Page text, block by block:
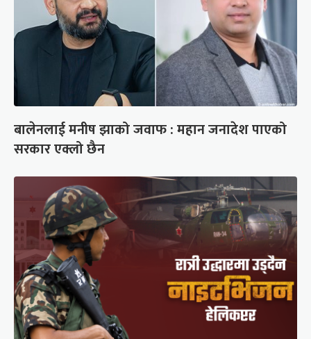
बालेनलाई मनीष झाको जवाफ : महान जनादेश पाएको
सरकार एक्लो छैन